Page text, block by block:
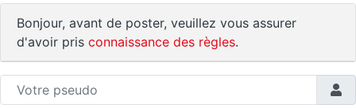
Bonjour, avant de poster, veuillez vous assurer
d'avoir pris connaissance des règles.